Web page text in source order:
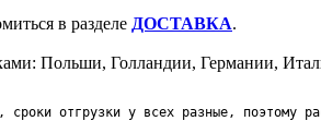
в разделе ДОСТАВКА.
Польши, Голландии, Германии,
сроки отгрузки у всех разные, поэтому